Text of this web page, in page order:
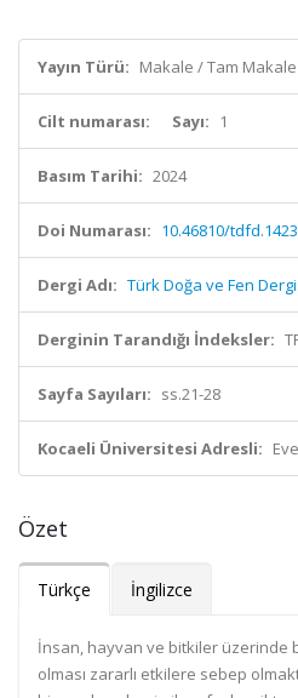
Yayın Türü: Makale / Tam Makale
Cilt numarası: Sayı: 1
Basım Tarihi: 2024
Doi Numarası: 10.46810/
Dergi Adı: Türk Doğa ve Fen
Derginin Tarandığı İndeksler:
Sayfa Sayıları: ss.21-28
Kocaeli Üniversitesi Adresli:
Özet
Türkçe İngilizce
İnsan, hayvan ve bitkiler üzerinde
olması zararlı etkilere sebep